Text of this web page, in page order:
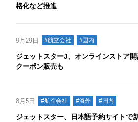
格化など推進
9月29日 #航空会社 #国内
ジェットスターJ、オンラインストア
クーポン販売も
8月5日 #航空会社 #海外 #国内
ジェットスター、日本語予約サイトで